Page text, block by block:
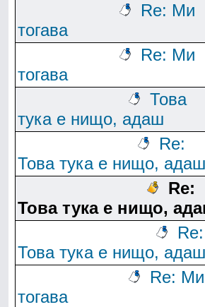
Re: Ми
тогава
Re: Ми
тогава
Това
тука е нищо, адаш
Re:
Това тука е нищо, адаш
Re:
Това тука е нищо,
Re:
Това тука е нищо, адаш
Re: Ми
тогава